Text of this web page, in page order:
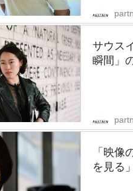
サウス
瞬間」
「映像
を見る